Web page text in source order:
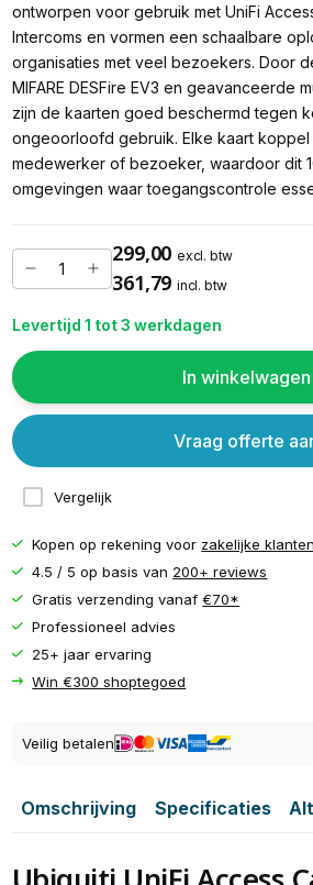
ontworpen voor gebruik met UniFi
Intercoms en vormen een schaalbare
organisaties met veel bezoekers. Door
MIFARE DESFire EV3 en geavanceerde
zijn de kaarten goed beschermd tegen
ongeoorloofd gebruik. Elke kaart
medewerker of bezoeker, waardoor dit
omgevingen waar toegangscontrole
299,00 excl. btw
361,79 incl. btw
Levertijd 1 tot 3 werkdagen
In winkelwagen
Vergelijk
Vraag offerte
Kopen op rekening voor zakelijke klanten
4.5 / 5 op basis van 200+ reviews
Gratis verzending vanaf€70*
Professioneel advies
25+ jaar ervaring
Win €300 shoptegoed
Veilig betalen
Omschrijving Specificaties